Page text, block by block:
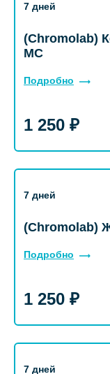
7 дней
(Chromolab)
МС
Подробно
1 250 ₽
7 дней
(Chromolab)
Подробно
1 250 ₽
7 дней